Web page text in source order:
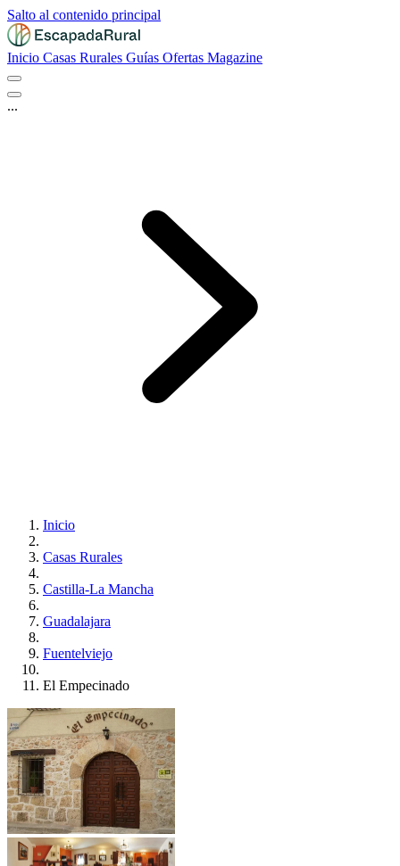
Salto al contenido principal
Inicio Casas Rurales Guías Ofertas Magazine
...
Inicio
Casas Rurales
Castilla-La Mancha
Guadalajara
Fuentelviejo
El Empecinado